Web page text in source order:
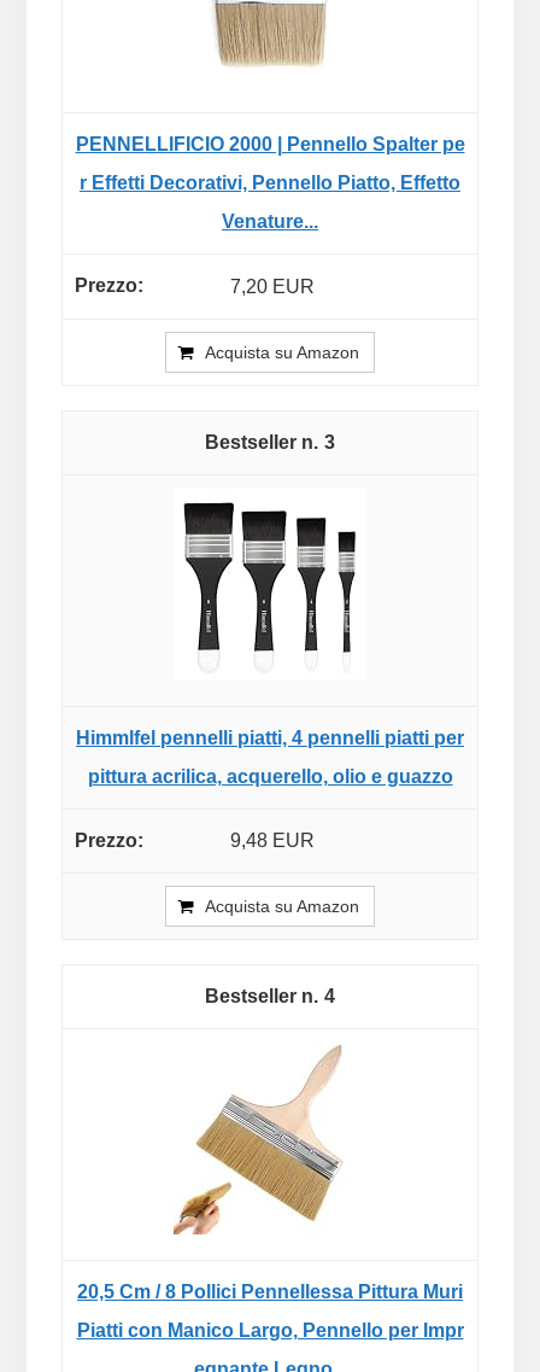
PENNELLIFICIO 2000 | Pennello Spalter pe
r Effetti Decorativi, Pennello Piatto, Effetto
Venature...
7,20 EUR
Acquista su Amazon
3
Himmlfel pennelli piatti, 4 pennelli piatti per
pittura acrilica, acquerello, olio e guazzo
9,48 EUR
Acquista su Amazon
4
20,5 Cm / 8 Pollici Pennellessa Pittura Muri
Piatti con Manico Largo, Pennello per Impr